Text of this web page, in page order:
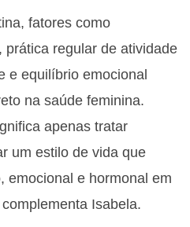
fatores como
regular de atividade
e equilíbrio emocional
na saúde feminina.
apenas tratar
um estilo de vida que
emocional e hormonal em
Isabela.